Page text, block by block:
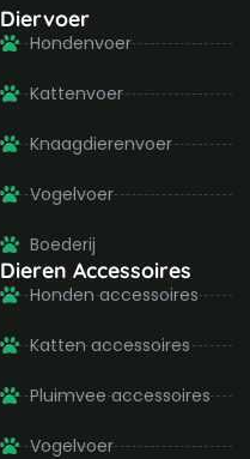
t
e
r
u
b
e
Diervoer
Hondenvoer
Kattenvoer
Knaagdierenvoer
Vogelvoer
Boederij
Dieren Accessoires
Honden accessoires
Katten accessoires
Pluimvee accessoires
Vogelvoer